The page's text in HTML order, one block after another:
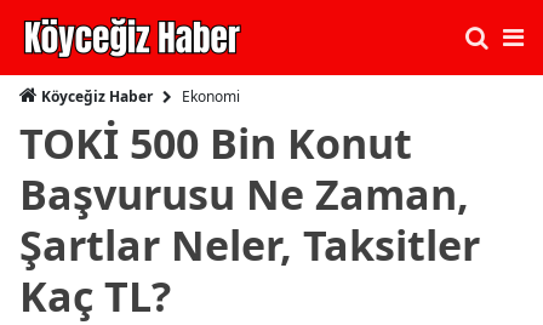
Köyceğiz Haber Ekonomi
TOKİ 500 Bin Konut
Başvurusu Ne Zaman,
Şartlar Neler, Taksitler
Kaç TL?